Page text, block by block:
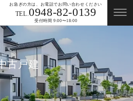
お急ぎの方は、お電話でお問い合わせください
TEL.0948-82-0139
受付時間 9:00〜18:00
古戸建